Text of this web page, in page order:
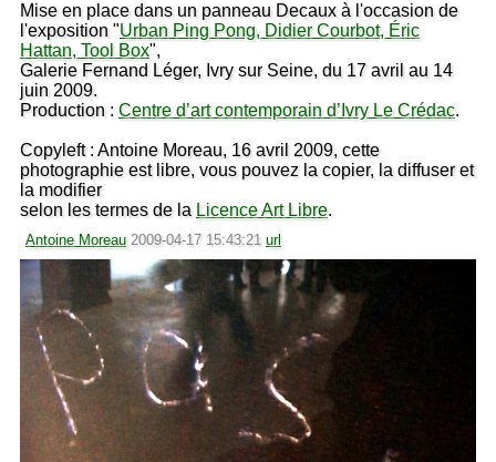
Mise en place dans un panneau Decaux à l'occasion de
l'exposition "Urban Ping Pong, Didier Courbot, Éric
Hattan, Tool Box",
Galerie Fernand Léger, Ivry sur Seine, du 17 avril au 14
juin 2009.
Production : Centre d’art contemporain d’Ivry Le Crédac.
Copyleft : Antoine Moreau, 16 avril 2009, cette
photographie est libre, vous pouvez la copier, la diffuser et
la modifier
selon les termes de la Licence Art Libre.
Antoine Moreau 2009-04-17 15:43:21 url